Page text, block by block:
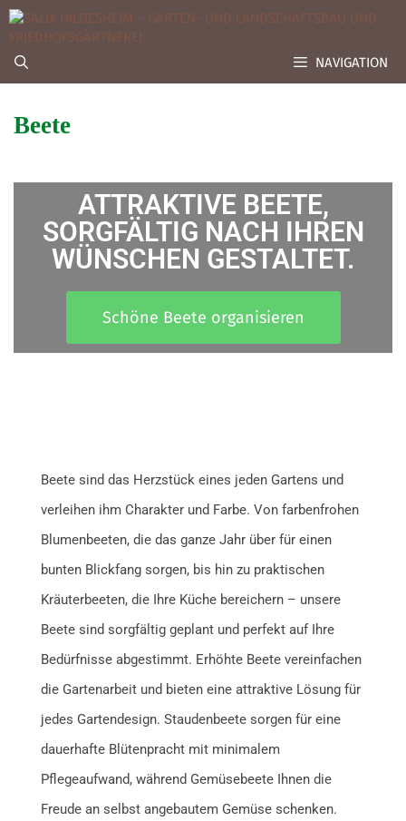
NAVIGATION
Beete
ATTRAKTIVE BEETE,
SORGFÄLTIG NACH IHREN
WÜNSCHEN GESTALTET.
Schöne Beete organisieren
Beete sind das Herzstück eines jeden Gartens und
verleihen ihm Charakter und Farbe. Von farbenfrohen
Blumenbeeten, die das ganze Jahr über für einen
bunten Blickfang sorgen, bis hin zu praktischen
Kräuterbeeten, die Ihre Küche bereichern – unsere
Beete sind sorgfältig geplant und perfekt auf Ihre
Bedürfnisse abgestimmt. Erhöhte Beete vereinfachen
die Gartenarbeit und bieten eine attraktive Lösung für
jedes Gartendesign. Staudenbeete sorgen für eine
dauerhafte Blütenpracht mit minimalem
Pflegeaufwand, während Gemüsebeete Ihnen die
Freude an selbst angebautem Gemüse schenken.